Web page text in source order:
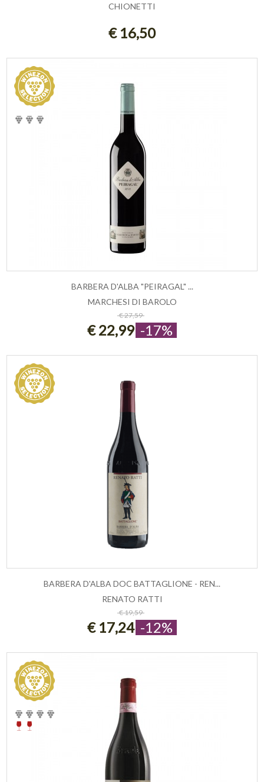
AGGIUNGI AL CARRELLO
CHIONETTI
€ 16,50
ESAURITO
BARBERA D'ALBA "PEIRAGAL" ...
MARCHESI DI BAROLO
€ 27,59
€ 22,99 -17%
ESAURITO
BARBERA D'ALBA DOC BATTAGLIONE - REN...
RENATO RATTI
€ 19,59
€ 17,24 -12%